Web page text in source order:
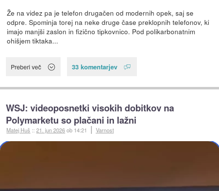
Že na videz pa je telefon drugačen od modernih opek, saj se
odpre. Spominja torej na neke druge čase preklopnih telefonov, ki
imajo manjši zaslon in fizično tipkovnico. Pod polikarbonatnim
ohišjem tiktaka...
Preberi več 33 komentarjev
WSJ: videoposnetki visokih dobitkov na
Polymarketu so plačani in lažni
Matej Huš ::21. jun 2026ob 14:21 Varnost